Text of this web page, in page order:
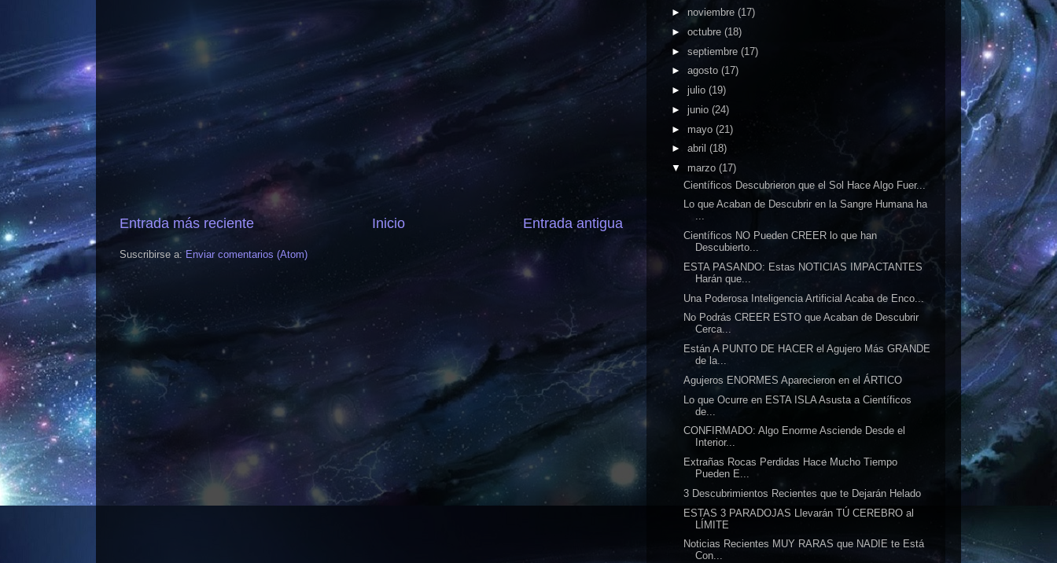
Entrada más reciente Entrada antigua
Inicio
Suscribirse a:Enviar comentarios (Atom)
► noviembre (17)
► octubre (18)
► septiembre (17)
► agosto (17)
► julio (19)
► junio (24)
► mayo (21)
► abril (18)
▼ marzo (17)
Científicos Descubrieron que el Sol Hace Algo Fuer...
Lo que Acaban de Descubrir en la Sangre Humana ha
...
Científicos NO Pueden CREER lo que han
Descubierto...
ESTA PASANDO: Estas NOTICIAS IMPACTANTES
Harán que...
Una Poderosa Inteligencia Artificial Acaba de Enco...
No Podrás CREER ESTO que Acaban de Descubrir
Cerca...
Están A PUNTO DE HACER el Agujero Más GRANDE
de la...
Agujeros ENORMES Aparecieron en el ÁRTICO
Lo que Ocurre en ESTA ISLA Asusta a Científicos
de...
CONFIRMADO: Algo Enorme Asciende Desde el
Interior...
Extrañas Rocas Perdidas Hace Mucho Tiempo
Pueden E...
3 Descubrimientos Recientes que te Dejarán Helado
ESTAS 3 PARADOJAS Llevarán TÚ CEREBRO al
LÍMITE
Noticias Recientes MUY RARAS que NADIE te Está
Con...